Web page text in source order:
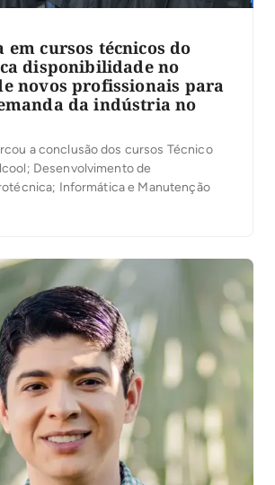
em cursos técnicos do
disponibilidade no
novos profissionais para
da indústria no
a conclusão dos cursos Técnico
Desenvolvimento de
Informática e Manutenção